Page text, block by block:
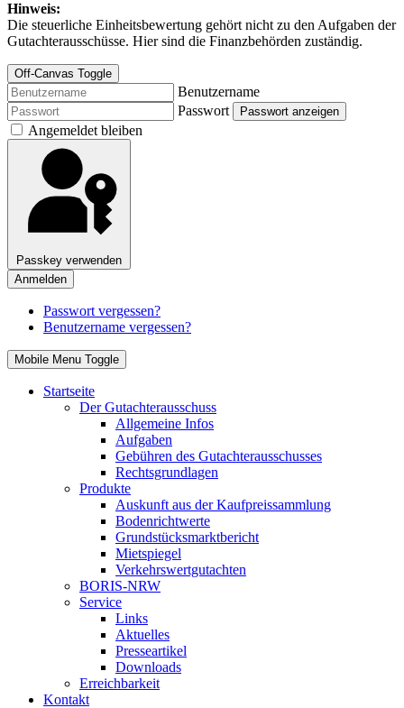
Hinweis:
Die steuerliche Einheitsbewertung gehört nicht zu den Aufgaben der
Gutachterausschüsse. Hier sind die Finanzbehörden zuständig.
Off-Canvas Toggle
Benutzername
Passwort
Passwort anzeigen
Angemeldet bleiben
Passkey verwenden
Anmelden
Passwort vergessen?
Benutzername vergessen?
Mobile Menu Toggle
Startseite
Der Gutachterausschuss
Allgemeine Infos
Aufgaben
Gebühren des Gutachterausschusses
Rechtsgrundlagen
Produkte
Auskunft aus der Kaufpreissammlung
Bodenrichtwerte
Grundstücksmarktbericht
Mietspiegel
Verkehrswertgutachten
BORIS-NRW
Service
Links
Aktuelles
Presseartikel
Downloads
Erreichbarkeit
Kontakt